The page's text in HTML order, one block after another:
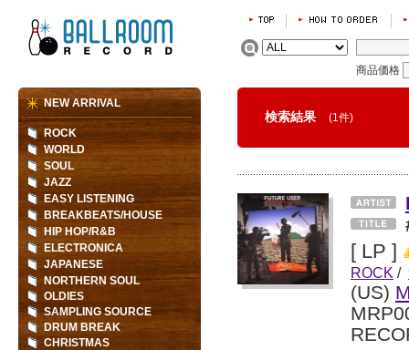
商品価格
検索結果 (1件)
[ LP ]
ROCK /
(US)
NEW ARRIVAL
ROCK
WORLD
SOUL
JAZZ
EASY LISTENING
BREAKBEATS/HOUSE
HIP HOP/R&B
ELECTRONICA
JAPANESE
NORTHERN SOUL
OLDIES
SAMPLING SOURCE
DRUM BREAK
CHRISTMAS